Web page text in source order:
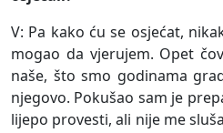
V: Pa kako ću se osjećat,
mogao da vjerujem. Opet
naše, što smo godinama
njegovo. Pokušao sam je
lijepo provesti, ali nije me